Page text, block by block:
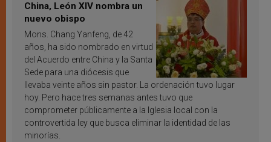
China, León XIV nombra un
nuevo obispo
Mons. Chang Yanfeng, de 42
años, ha sido nombrado en virtud
del Acuerdo entre China y la Santa
Sede para una diócesis que
llevaba veinte años sin pastor. La ordenación tuvo lugar
hoy. Pero hace tres semanas antes tuvo que
comprometer públicamente a la Iglesia local con la
controvertida ley que busca eliminar la identidad de las
minorías.